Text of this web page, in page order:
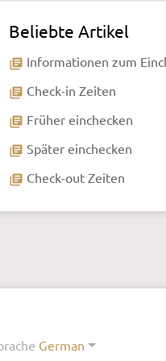
Beliebte Artikel
library_books Informationen zum
library_books Check-in Zeiten
library_books Früher einchecken
library_books Später einchecken
library_books Check-out Zeiten
German